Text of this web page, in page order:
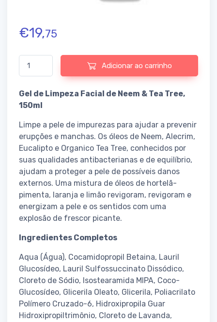
€19,75
Quantidade de Neem & Tea Tree Face Wash
Adicionar ao carrinho
Gel de Limpeza Facial de Neem & Tea Tree,
150ml
Limpe a pele de impurezas para ajudar a prevenir
erupções e manchas. Os óleos de Neem, Alecrim,
Eucalipto e Organico Tea Tree, conhecidos por
suas qualidades antibacterianas e de equilíbrio,
ajudam a proteger a pele de possíveis danos
externos. Uma mistura de óleos de hortelã-
pimenta, laranja e limão revigoram, revigoram e
energizam a pele e os sentidos com uma
explosão de frescor picante.
Ingredientes Completos
Aqua (Água), Cocamidopropil Betaina, Lauril
Glucosídeo, Lauril Sulfossuccinato Dissódico,
Cloreto de Sódio, Isostearamida MIPA, Coco-
Glucosídeo, Glicerila Oleato, Glicerila, Poliacrilato
Polímero Cruzado-6, Hidroxipropila Guar
Hidroxipropiltrimônio, Cloreto de Lavanda,